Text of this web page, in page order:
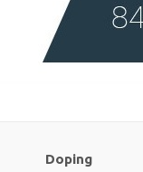
Doping